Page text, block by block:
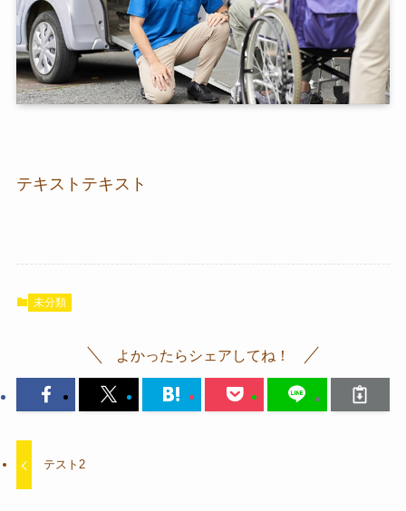
テキストテキスト
未分類
よかったらシェアしてね！
テスト2